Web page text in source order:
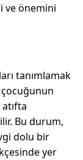
ve önemini
tanımlamak
çocuğunun
Bu durum,
dolu bir
yer